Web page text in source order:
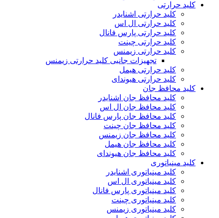
کلید حرارتی
کلید حرارتی اشنایدر
کلید حرارتی ال اس
کلید حرارتی پارس فانال
کلید حرارتی چینت
کلید حرارتی زیمنس
تجهیزات جانبی کلید حرارتی زیمنس
کلید حرارتی هیمل
کلید حرارتی هیوندای
کلید محافظ جان
کلید محافظ جان اشنایدر
کلید محافظ جان ال اس
کلید محافظ جان پارس فانال
کلید محافظ جان چینت
کلید محافظ جان زیمنس
کلید محافظ جان هیمل
کلید محافظ جان هیوندای
کلید مینیاتوری
کلید مینیاتوری اشنایدر
کلید مینیاتوری ال اس
کلید مینیاتوری پارس فانال
کلید مینیاتوری چینت
کلید مینیاتوری زیمنس